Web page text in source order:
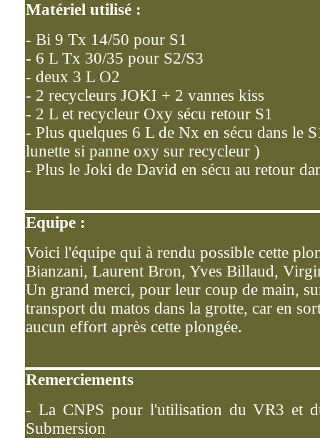
Matériel utilisé :
- Bi 9 Tx 14/50 pour S1
- 6 L Tx 30/35 pour S2/S3
- deux 3 L O2
- 2 recycleurs JOKI + 2 vannes kiss
- 2 L et recycleur Oxy sécu retour S1
- Plus quelques 6 L de Nx en sécu dans le
lunette si panne oxy sur recycleur )
- Plus le Joki de David en sécu au retour
Equipe :
Voici l'équipe qui à rendu possible cette
Bianzani, Laurent Bron, Yves Billaud,
Un grand merci, pour leur coup de main,
transport du matos dans la grotte, car en
aucun effort après cette plongée.
Remerciements
- La CNPS pour l'utilisation du VR3 et
Submersion